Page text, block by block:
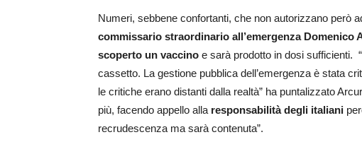
Numeri, sebbene confortanti, che non autorizzano però
commissario straordinario all’emergenza Domenico
scoperto un vaccino e sarà prodotto in dosi sufficienti.
cassetto. La gestione pubblica dell’emergenza è stata
le critiche erano distanti dalla realtà” ha puntalizzato
più, facendo appello alla responsabilità degli italiani
recrudescenza ma sarà contenuta”.